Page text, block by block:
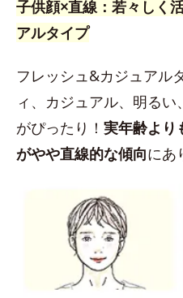
子供顔×直線：若々しく
アルタイプ
フレッシュ&カジュアル
ィ、カジュアル、明る
がぴったり！ 実年齢より
がやや直線的な傾向にあ